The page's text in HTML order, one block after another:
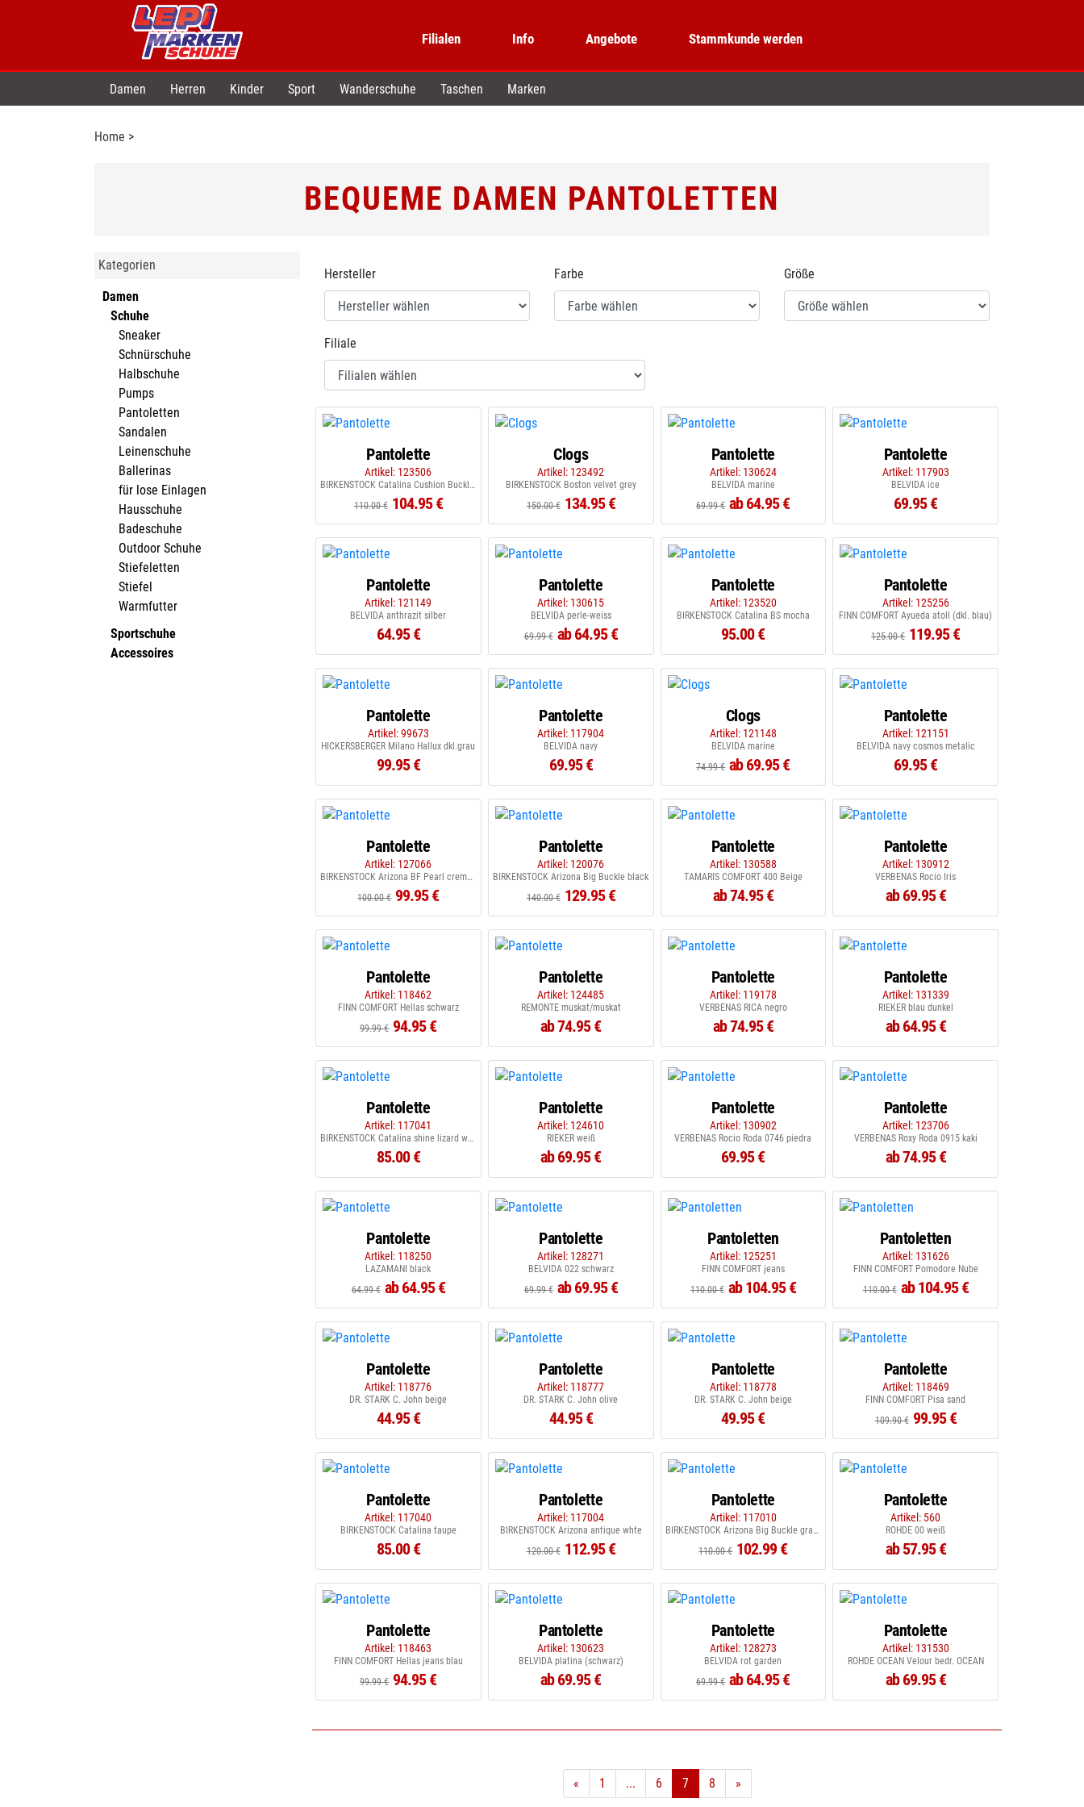
Filialen Info Angebote Stammkunde werden
Damen Herren Kinder Sport Wanderschuhe Taschen Marken
Home >
BEQUEME DAMEN PANTOLETTEN
Kategorien
Damen
Schuhe
Sneaker
Schnürschuhe
Halbschuhe
Pumps
Pantoletten
Sandalen
Leinenschuhe
Ballerinas
für lose Einlagen
Hausschuhe
Badeschuhe
Outdoor Schuhe
Stiefeletten
Stiefel
Warmfutter
Sportschuhe
Accessoires
Hersteller Farbe Größe
Filiale
Pantolette
Artikel: 123506
BIRKENSTOCK Catalina Cushion Buckle gracful pearl white
110.00 € 104.95 €
Clogs
Artikel: 123492
BIRKENSTOCK Boston velvet grey
150.00 € 134.95 €
Pantolette
Artikel: 130624
BELVIDA marine
69.99 € ab 64.95 €
Pantolette
Artikel: 117903
BELVIDA ice
69.95 €
Pantolette
Artikel: 121149
BELVIDA anthrazit silber
64.95 €
Pantolette
Artikel: 130615
BELVIDA perle-weiss
69.99 € ab 64.95 €
Pantolette
Artikel: 123520
BIRKENSTOCK Catalina BS mocha
95.00 €
Pantolette
Artikel: 125256
FINN COMFORT Ayueda atoll (dkl. blau)
125.00 € 119.95 €
Pantolette
Artikel: 99673
HICKERSBERGER Milano Hallux dkl.grau
99.95 €
Pantolette
Artikel: 117904
BELVIDA navy
69.95 €
Clogs
Artikel: 121148
BELVIDA marine
74.99 € ab 69.95 €
Pantolette
Artikel: 121151
BELVIDA navy cosmos metalic
69.95 €
Pantolette
Artikel: 127066
BIRKENSTOCK Arizona BF Pearl creme creme
100.00 € 99.95 €
Pantolette
Artikel: 120076
BIRKENSTOCK Arizona Big Buckle black
140.00 € 129.95 €
Pantolette
Artikel: 130588
TAMARIS COMFORT 400 Beige
ab 74.95 €
Pantolette
Artikel: 130912
VERBENAS Rocio Iris
ab 69.95 €
Pantolette
Artikel: 118462
FINN COMFORT Hellas schwarz
99.99 € 94.95 €
Pantolette
Artikel: 124485
REMONTE muskat/muskat
ab 74.95 €
Pantolette
Artikel: 119178
VERBENAS RICA negro
ab 74.95 €
Pantolette
Artikel: 131339
RIEKER blau dunkel
ab 64.95 €
Pantolette
Artikel: 117041
BIRKENSTOCK Catalina shine lizard white
85.00 €
Pantolette
Artikel: 124610
RIEKER weiß
ab 69.95 €
Pantolette
Artikel: 130902
VERBENAS Rocio Roda 0746 piedra
69.95 €
Pantolette
Artikel: 123706
VERBENAS Roxy Roda 0915 kaki
ab 74.95 €
Pantolette
Artikel: 118250
LAZAMANI black
64.99 € ab 64.95 €
Pantolette
Artikel: 128271
BELVIDA 022 schwarz
69.99 € ab 69.95 €
Pantoletten
Artikel: 125251
FINN COMFORT jeans
110.00 € ab 104.95 €
Pantoletten
Artikel: 131626
FINN COMFORT Pomodore Nube
110.00 € ab 104.95 €
Pantolette
Artikel: 118776
DR. STARK C. John beige
44.95 €
Pantolette
Artikel: 118777
DR. STARK C. John olive
44.95 €
Pantolette
Artikel: 118778
DR. STARK C. John beige
49.95 €
Pantolette
Artikel: 118469
FINN COMFORT Pisa sand
109.90 € 99.95 €
Pantolette
Artikel: 117040
BIRKENSTOCK Catalina taupe
85.00 €
Pantolette
Artikel: 117004
BIRKENSTOCK Arizona antique whte
120.00 € 112.95 €
Pantolette
Artikel: 117010
BIRKENSTOCK Arizona Big Buckle graceful licorice
110.00 € 102.99 €
Pantolette
Artikel: 560
ROHDE 00 weiß
ab 57.95 €
Pantolette
Artikel: 118463
FINN COMFORT Hellas jeans blau
99.99 € 94.95 €
Pantolette
Artikel: 130623
BELVIDA platina (schwarz)
ab 69.95 €
Pantolette
Artikel: 128273
BELVIDA rot garden
69.99 € ab 64.95 €
Pantolette
Artikel: 131530
ROHDE OCEAN Velour bedr. OCEAN
ab 69.95 €
« 1 ... 6 7 8 »